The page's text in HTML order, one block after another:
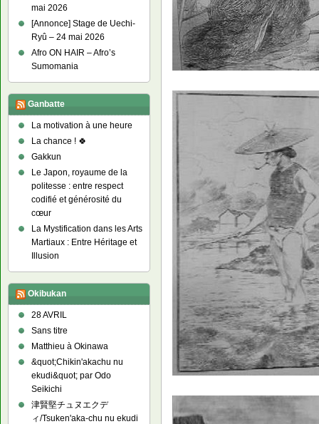
mai 2026
[Annonce] Stage de Uechi-
Ryû – 24 mai 2026
Afro ON HAIR – Afro’s
Sumomania
Ganbatte
La motivation à une heure
La chance ! 🍀
Gakkun
Le Japon, royaume de la
politesse : entre respect
codifié et générosité du
cœur
La Mystification dans les Arts
Martiaux : Entre Héritage et
Illusion
Okibukan
28 AVRIL
Sans titre
Matthieu à Okinawa
&quot;Chikin'akachu nu
ekudi&quot; par Odo
Seikichi
津賢堅チュヌエクデ
ィ/Tsuken'aka-chu nu ekudi